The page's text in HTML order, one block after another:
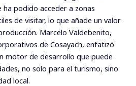
ha podido acceder a zonas
de visitar, lo que añade un valor
Marcelo Valdebenito,
de Cosayach, enfatizó
motor de desarrollo que puede
no solo para el turismo, sino
local.